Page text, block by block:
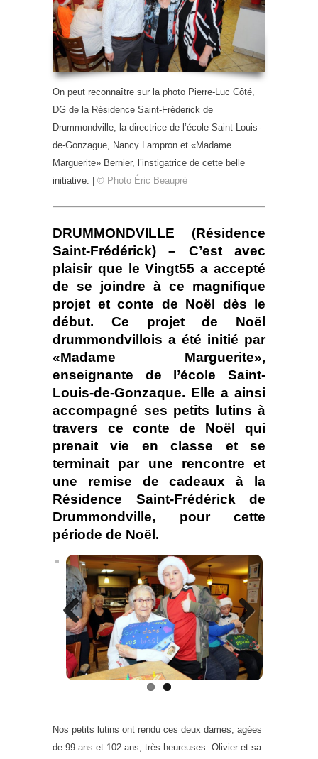
On peut reconnaître sur la photo Pierre-Luc Côté,
DG de la Résidence Saint-Fréderick de
Drummondville, la directrice de l’école Saint-Louis-
de-Gonzague, Nancy Lampron et «Madame
Marguerite» Bernier, l’instigatrice de cette belle
initiative. |
© Photo Éric Beaupré
DRUMMONDVILLE (Résidence
Saint-Frédérick) – C’est avec
plaisir que le Vingt55 a accepté
de se joindre à ce magnifique
projet et conte de Noël dès le
début. Ce projet de Noël
drummondvillois a été initié par
«Madame Marguerite»,
enseignante de l’école Saint-
Louis-de-Gonzaque. Elle a ainsi
accompagné ses petits lutins à
travers ce conte de Noël qui
prenait vie en classe et se
terminait par une rencontre et
une remise de cadeaux à la
Résidence Saint-Frédérick de
Drummondville, pour cette
période de Noël.
Previous Next
Nos petits lutins ont rendu ces deux dames, agées
de 99 ans et 102 ans, très heureuses. Olivier et sa